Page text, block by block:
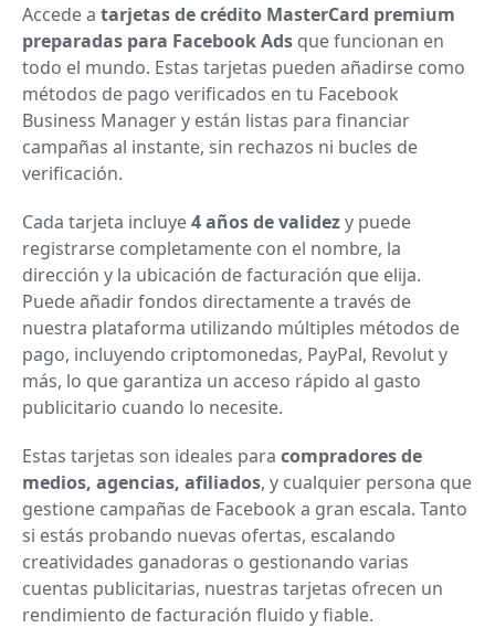
Accede a tarjetas de crédito MasterCard premium
preparadas para Facebook Ads que funcionan en
todo el mundo. Estas tarjetas pueden añadirse como
métodos de pago verificados en tu Facebook
Business Manager y están listas para financiar
campañas al instante, sin rechazos ni bucles de
verificación.
Cada tarjeta incluye4 años de validezy puede
registrarse completamente con el nombre, la
dirección y la ubicación de facturación que elija.
Puede añadir fondos directamente a través de
nuestra plataforma utilizando múltiples métodos de
pago, incluyendo criptomonedas, PayPal, Revolut y
más, lo que garantiza un acceso rápido al gasto
publicitario cuando lo necesite.
Estas tarjetas son ideales para compradores de
medios, agencias, afiliados, y cualquier persona que
gestione campañas de Facebook a gran escala. Tanto
si estás probando nuevas ofertas, escalando
creatividades ganadoras o gestionando varias
cuentas publicitarias, nuestras tarjetas ofrecen un
rendimiento de facturación fluido y fiable.